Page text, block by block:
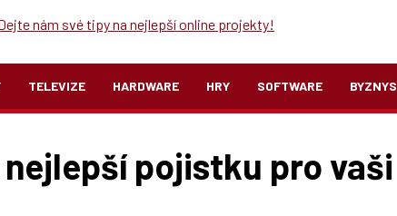
TELEVIZE HARDWARE HRY SOFTWARE BYZNYS
pojistku pro vaši
nám své tipy na nejlepší online projekty!